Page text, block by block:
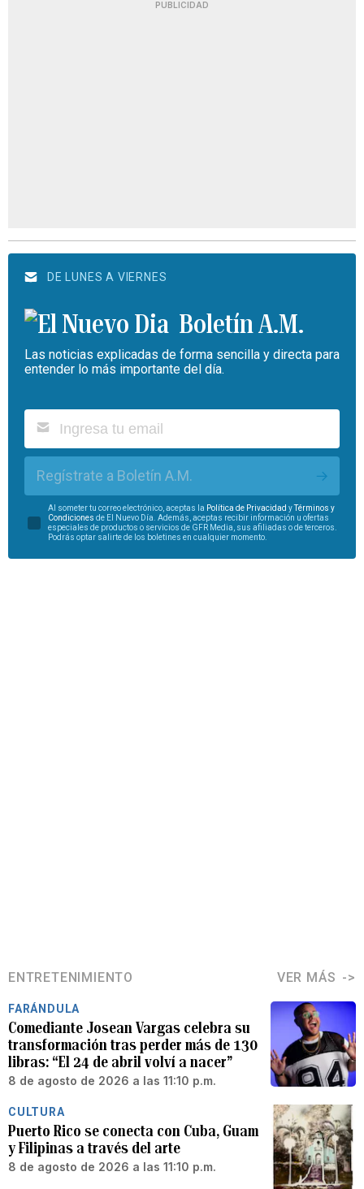
PUBLICIDAD
DE LUNES A VIERNES
Boletín A.M.
Las noticias explicadas de forma sencilla y directa para
entender lo más importante del día.
Regístrate a Boletín A.M.
Al someter tu correo electrónico, aceptas la Política de Privacidad yTérminos y
Condiciones de El Nuevo Día. Además, aceptas recibir información u ofertas
especiales de productos o servicios de GFR Media, sus afiliadas o de terceros.
Podrás optar salirte de los boletines en cualquier momento.
ENTRETENIMIENTO VER MÁS
FARÁNDULA
Comediante Josean Vargas celebra su
transformación tras perder más de 130
libras: “El 24 de abril volví a nacer”
8 de agosto de 2026 a las 11:10 p.m.
CULTURA
Puerto Rico se conecta con Cuba, Guam
y Filipinas a través del arte
8 de agosto de 2026 a las 11:10 p.m.